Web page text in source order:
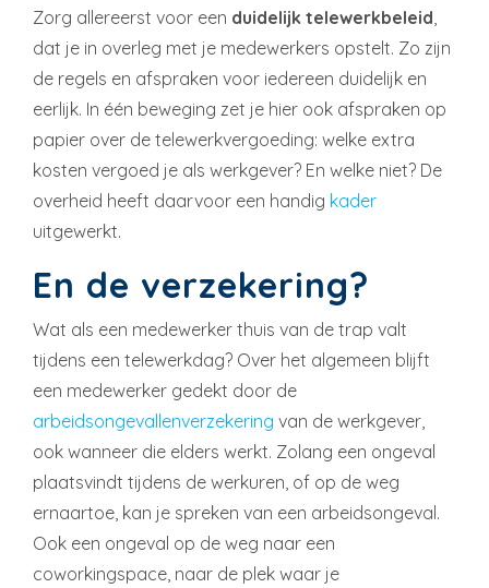
Zorg allereerst voor een duidelijk telewerkbeleid
dat je in overleg met je medewerkers opstelt. Zo zijn
de regels en afspraken voor iedereen duidelijk en
eerlijk. In één beweging zet je hier ook afspraken op
papier over de telewerkvergoeding: welke extra
kosten vergoed je als werkgever? En welke niet? De
overheid heeft daarvoor een handig kader
uitgewerkt.
En de verzekering?
Wat als een medewerker thuis van de trap valt
tijdens een telewerkdag? Over het algemeen blijft
een medewerker gedekt door de
arbeidsongevallenverzekering van de werkgever,
ook wanneer die elders werkt. Zolang een ongeval
plaatsvindt tijdens de werkuren, of op de weg
ernaartoe, kan je spreken van een arbeidsongeval.
Ook een ongeval op de weg naar een
coworkingspace, naar de plek waar je